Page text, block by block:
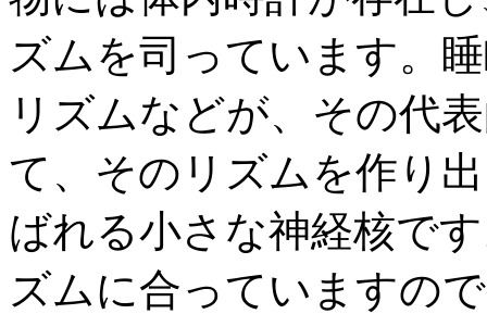
ズムを司っています。
リズムなどが、その代
て、そのリズムを作り
ばれる小さな神経核で
ズムに合っていますの